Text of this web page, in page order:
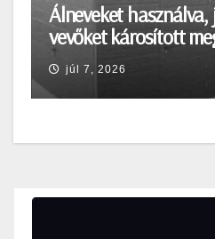
Álneveket használva,
vevőket károsított
júl 7, 2026